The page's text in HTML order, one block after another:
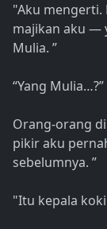
"Aku mengerti.
majikan aku —
Mulia. ”
“Yang
Orang-orang
pikir aku
sebelumnya. ”
"Itu kepala